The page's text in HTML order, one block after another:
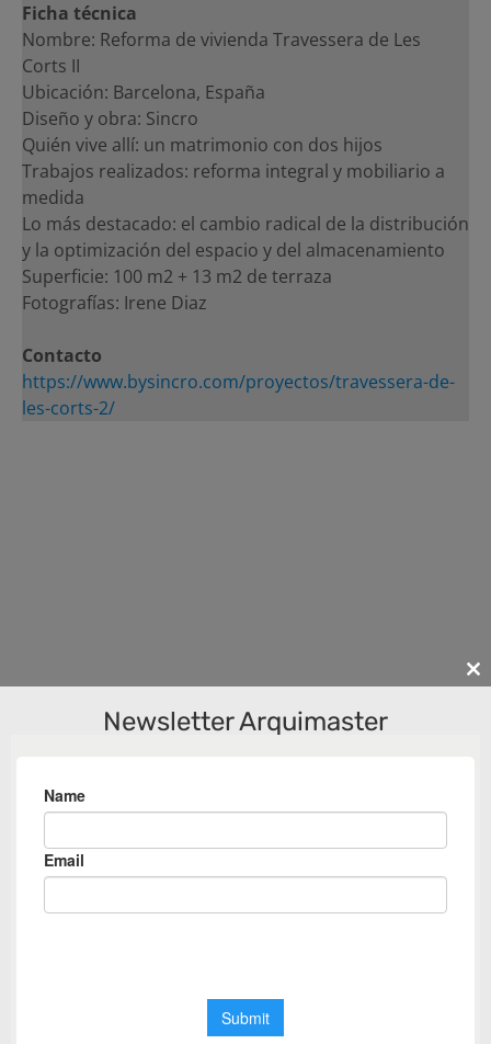
Ficha técnica
Nombre: Reforma de vivienda Travessera de Les
Corts II
Ubicación: Barcelona, España
Diseño y obra: Sincro
Quién vive allí: un matrimonio con dos hijos
Trabajos realizados: reforma integral y mobiliario a
medida
Lo más destacado: el cambio radical de la distribución
y la optimización del espacio y del almacenamiento
Superficie: 100 m2 + 13 m2 de terraza
Fotografías: Irene Diaz
Contacto
https://www.bysincro.com/proyectos/travessera-de-
les-corts-2/
Newsletter Arquimaster